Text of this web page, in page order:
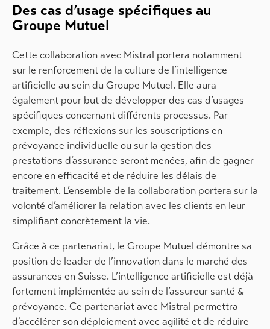
Des cas d’usage spécifiques au
Groupe Mutuel
Cette collaboration avec Mistral portera notamment
sur le renforcement de la culture de l’intelligence
artificielle au sein du Groupe Mutuel. Elle aura
également pour but de développer des cas d’usages
spécifiques concernant différents processus. Par
exemple, des réflexions sur les souscriptions en
prévoyance individuelle ou sur la gestion des
prestations d’assurance seront menées, afin de gagner
encore en efficacité et de réduire les délais de
traitement. L’ensemble de la collaboration portera sur la
volonté d’améliorer la relation avec les clients en leur
simplifiant concrètement la vie.
Grâce à ce partenariat, le Groupe Mutuel démontre sa
position de leader de l’innovation dans le marché des
assurances en Suisse. L’intelligence artificielle est déjà
fortement implémentée au sein de l’assureur santé &
prévoyance. Ce partenariat avec Mistral permettra
d’accélérer son déploiement avec agilité et de réduire